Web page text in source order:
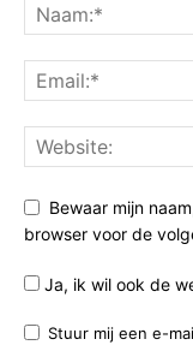
Bewaar mijn
browser voor de
Ja, ik wil ook de
Stuur mij een e-